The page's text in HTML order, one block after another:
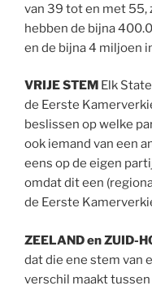
van 39 tot en met 55,
hebben de bijna
en de bijna 4 miljoen
VRIJE STEM Elk
de Eerste
beslissen op welke
ook iemand van een
eens op de eigen
omdat dit een
de Eerste
ZEELAND en ZUID-
dat die ene stem van
verschil maakt